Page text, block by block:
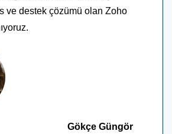
ve destek çözümü olan Zoho
Gökçe Güngör